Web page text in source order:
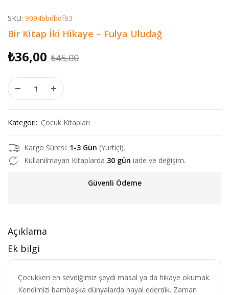
SKU: 9094bbdbdf63
Bir Kitap İki Hikaye – Fulya Uludağ
₺45,00Orijinal
₺36,00
Şu
Bir Kitap İki Hikaye - Fulya Uludağ adet
Kategori: Çocuk Kitapları
Kargo Süresi: 1-3 Gün (Yurtiçi).
Kullanılmayan Kitaplarda 30 gün iade ve değişim.
Güvenli Ödeme
Açıklama
Ek bilgi
Çocukken en sevdiğimiz şeydi masal ya da hikaye okumak.
Kendimizi bambaşka dünyalarda hayal ederdik. Zaman